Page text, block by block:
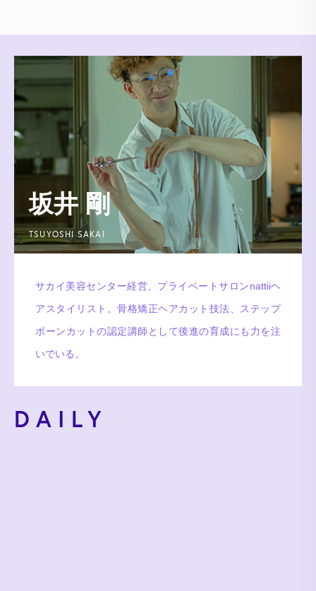
坂井 剛
TSUYOSHI SAKAI
サカイ美容センター経営、プライベートサロンnattiiヘ
アスタイリスト。骨格矯正ヘアカット技法、ステップ
ボーンカットの認定講師として後進の育成にも力を注
いでいる。
DAILY